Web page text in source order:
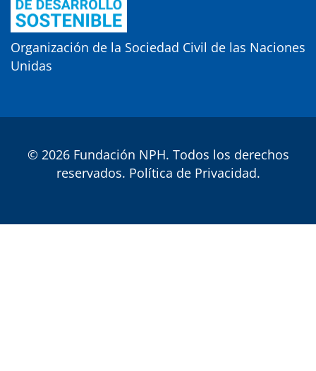
Organización de la Sociedad Civil de las Naciones
Unidas
© 2026 Fundación NPH. Todos los derechos
reservados. Política de Privacidad.